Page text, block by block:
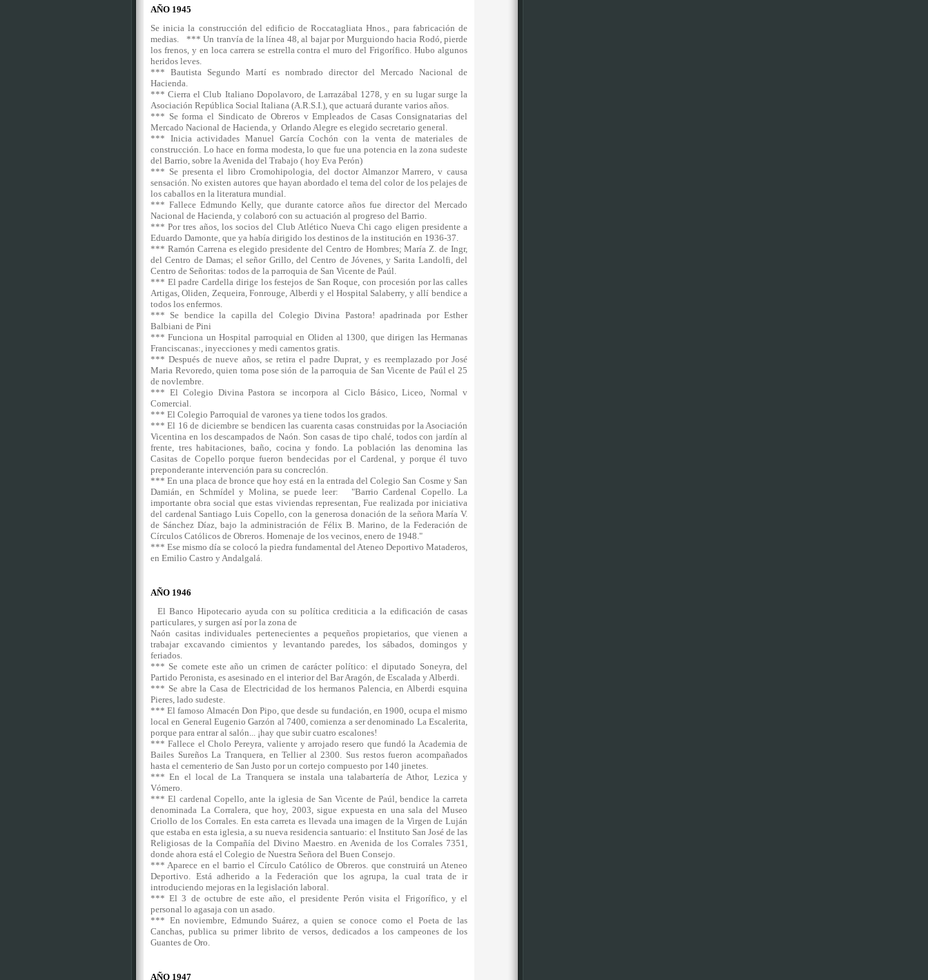
AÑO 1945
Se inicia la construcción del edificio de Roccatagliata Hnos., para fabricación de
medias. *** Un tranvía de la línea 48, al bajar por Murguiondo hacia Rodó, pierde
los frenos, y en loca carrera se estrella contra el muro del Frigorífico. Hubo algunos
heridos leves.
*** Bautista Segundo Martí es nombrado director del Mercado Nacional de
Hacienda.
*** Cierra el Club Italiano Dopolavoro, de Larrazábal 1278, y en su lugar surge la
Asociación República Social Italiana (A.R.S.I.), que actuará durante varios años.
*** Se forma el Sindicato de Obreros v Empleados de Casas Consignatarias del
Mercado Nacional de Hacienda, y Orlando Alegre es elegido secretario general.
*** Inicia actividades Manuel García Cochón con la venta de materiales de
construcción. Lo hace en forma modesta, lo que fue una potencia en la zona sudeste
del Barrio, sobre la Avenida del Trabajo ( hoy Eva Perón)
*** Se presenta el libro Cromohipologia, del doctor Almanzor Marrero, v causa
sensación. No existen autores que hayan abordado el tema del color de los pelajes de
los caballos en la literatura mundial.
*** Fallece Edmundo Kelly, que durante catorce años fue director del Mercado
Nacional de Hacienda, y colaboró con su actuación al progreso del Barrio.
*** Por tres años, los socios del Club Atlético Nueva Chi cago eligen presidente a
Eduardo Damonte, que ya había dirigido los destinos de la institución en 1936-37.
*** Ramón Carrena es elegido presidente del Centro de Hombres; María Z. de Ingr,
del Centro de Damas; el señor Grillo, del Centro de Jóvenes, y Sarita Landolfi, del
Centro de Señoritas: todos de la parroquia de San Vicente de Paúl.
*** El padre Cardella dirige los festejos de San Roque, con procesión por las calles
Artigas, Oliden, Zequeira, Fonrouge, Alberdi y el Hospital Salaberry, y allí bendice a
todos los enfermos.
*** Se bendice la capilla del Colegio Divina Pastora! apadrinada por Esther
Balbiani de Pini
*** Funciona un Hospital parroquial en Oliden al 1300, que dirigen las Hermanas
Franciscanas:, inyecciones y medi camentos gratis.
*** Después de nueve años, se retira el padre Duprat, y es reemplazado por José
Maria Revoredo, quien toma pose sión de la parroquia de San Vicente de Paúl el 25
de novlembre.
*** El Colegio Divina Pastora se incorpora al Ciclo Básico, Liceo, Normal v
Comercial.
*** El Colegio Parroquial de varones ya tiene todos los grados.
*** El 16 de diciembre se bendicen las cuarenta casas construidas por la Asociación
Vicentina en los descampados de Naón. Son casas de tipo chalé, todos con jardín al
frente, tres habitaciones, baño, cocina y fondo. La población las denomina las
Casitas de Copello porque fueron bendecidas por el Cardenal, y porque él tuvo
preponderante intervención para su concreclón.
*** En una placa de bronce que hoy está en la entrada del Colegio San Cosme y San
Damián, en Schmídel y Molina, se puede leer: "Barrio Cardenal Copello. La
importante obra social que estas viviendas representan, Fue realizada por iniciativa
del cardenal Santiago Luis Copello, con la generosa donación de la señora María V.
de Sánchez Díaz, bajo la administración de Félix B. Marino, de la Federación de
Círculos Católicos de Obreros. Homenaje de los vecinos, enero de 1948."
*** Ese mismo día se colocó la piedra fundamental del Ateneo Deportivo Mataderos,
en Emilio Castro y Andalgalá.
AÑO 1946
El Banco Hipotecario ayuda con su política crediticia a la edificación de casas
particulares, y surgen así por la zona de
Naón casitas individuales pertenecientes a pequeños propietarios, que vienen a
trabajar excavando cimientos y levantando paredes, los sábados, domingos y
feriados.
*** Se comete este año un crimen de carácter político: el diputado Soneyra, del
Partido Peronista, es asesinado en el interior del Bar Aragón, de Escalada y Alberdi.
*** Se abre la Casa de Electricidad de los hermanos Palencia, en Alberdi esquina
Pieres, lado sudeste.
*** El famoso Almacén Don Pipo, que desde su fundación, en 1900, ocupa el mismo
local en General Eugenio Garzón al 7400, comienza a ser denominado La Escalerita,
porque para entrar al salón... ¡hay que subir cuatro escalones!
*** Fallece el Cholo Pereyra, valiente y arrojado resero que fundó la Academia de
Bailes Sureños La Tranquera, en Tellier al 2300. Sus restos fueron acompañados
hasta el cementerio de San Justo por un cortejo compuesto por 140 jinetes.
*** En el local de La Tranquera se instala una talabartería de Athor, Lezica y
Vómero.
*** El cardenal Copello, ante la iglesia de San Vicente de Paúl, bendice la carreta
denominada La Corralera, que hoy, 2003, sigue expuesta en una sala del Museo
Criollo de los Corrales. En esta carreta es llevada una imagen de la Virgen de Luján
que estaba en esta iglesia, a su nueva residencia santuario: el Instituto San José de las
Religiosas de la Compañía del Divino Maestro. en Avenida de los Corrales 7351,
donde ahora está el Colegio de Nuestra Señora del Buen Consejo.
*** Aparece en el barrio el Círculo Católico de Obreros. que construirá un Ateneo
Deportivo. Está adherido a la Federación que los agrupa, la cual trata de ir
introduciendo mejoras en la legislación laboral.
*** El 3 de octubre de este año, el presidente Perón visita el Frigorífico, y el
personal lo agasaja con un asado.
*** En noviembre, Edmundo Suárez, a quien se conoce como el Poeta de las
Canchas, publica su primer librito de versos, dedicados a los campeones de los
Guantes de Oro.
AÑO 1947